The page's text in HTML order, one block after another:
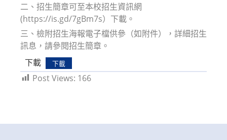
二、招生簡章可至本校招生資訊網
(https://is.gd/7gBm7s）下載。
三、檢附招生海報電子檔供參（如附件），詳細招生
訊息，請參閱招生簡章。
下載
下載
Post Views: 166